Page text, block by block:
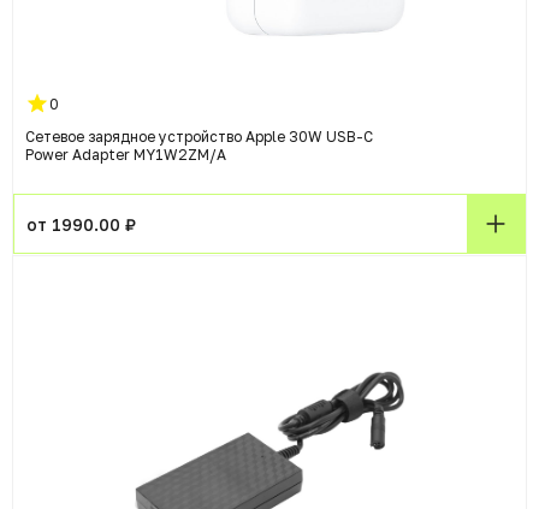
0
Сетевое зарядное устройство Apple 30W USB-C
Power Adapter MY1W2ZM/A
от 1990.00 ₽